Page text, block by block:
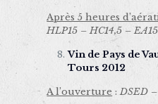
Après 5 heures
HLP15 – HC14,5 – EA15
Vin de Pays de
Tours 2012
A l’ouverture :DSED